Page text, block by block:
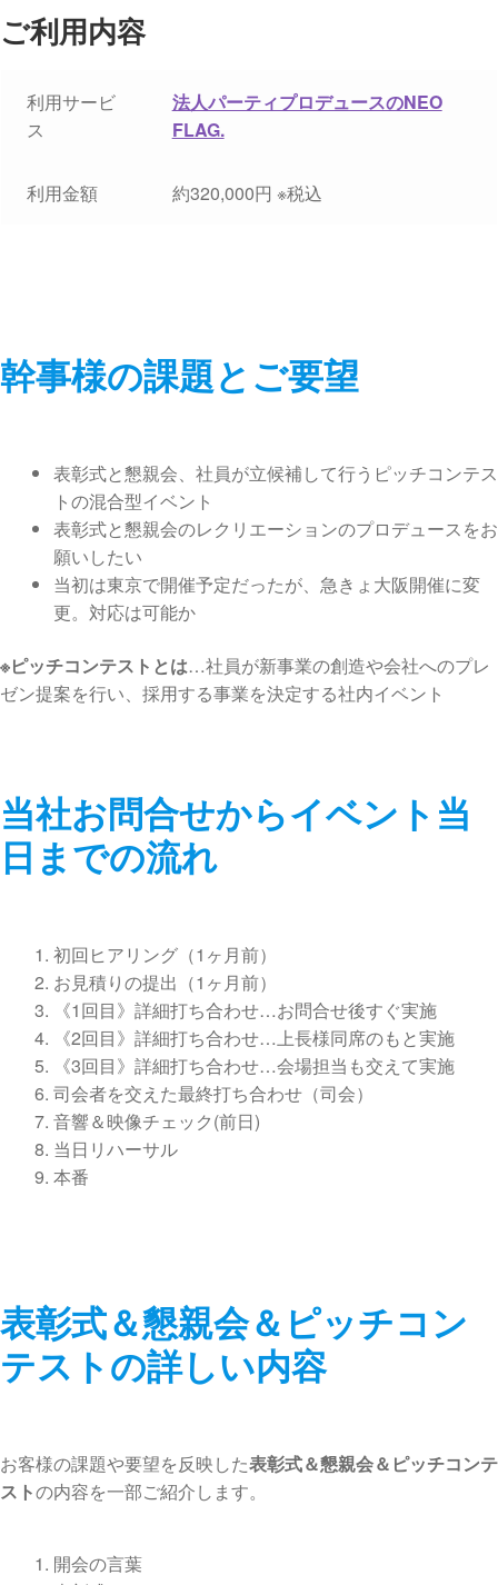
ご利用内容
利用サービ
ス
法人パーティプロデュースのNEO
FLAG.
利用金額 約320,000円 ※税込
幹事様の課題とご要望
表彰式と懇親会、社員が立候補して行うピッチコンテス
トの混合型イベント
表彰式と懇親会のレクリエーションのプロデュースをお
願いしたい
当初は東京で開催予定だったが、急きょ大阪開催に変
更。対応は可能か
※ピッチコンテストとは…社員が新事業の創造や会社へのプレ
ゼン提案を行い、採用する事業を決定する社内イベント
当社お問合せからイベント当
日までの流れ
初回ヒアリング（1ヶ月前）
お見積りの提出（1ヶ月前）
《1回目》詳細打ち合わせ…お問合せ後すぐ実施
《2回目》詳細打ち合わせ…上長様同席のもと実施
《3回目》詳細打ち合わせ…会場担当も交えて実施
司会者を交えた最終打ち合わせ（司会）
音響＆映像チェック(前日)
当日リハーサル
本番
表彰式＆懇親会＆ピッチコン
テストの詳しい内容
お客様の課題や要望を反映した表彰式＆懇親会＆ピッチコンテ
ストの内容を一部ご紹介します。
開会の言葉